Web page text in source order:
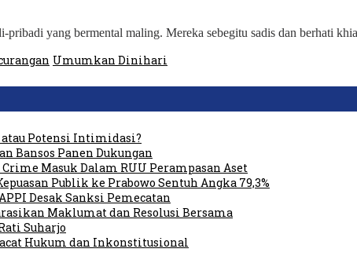
yang bermental maling. Mereka sebegitu sadis dan berhati
Umumkan Dinihari
atau Potensi Intimidasi?
Bansos Panen Dukungan
Masuk Dalam RUU Perampasan Aset
Publik ke Prabowo Sentuh Angka 79,3%
Desak Sanksi Pemecatan
Maklumat dan Resolusi Bersama
Suharjo
Hukum dan Inkonstitusional